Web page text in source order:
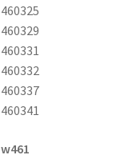
460325
460329
460331
460332
460337
460341
w461